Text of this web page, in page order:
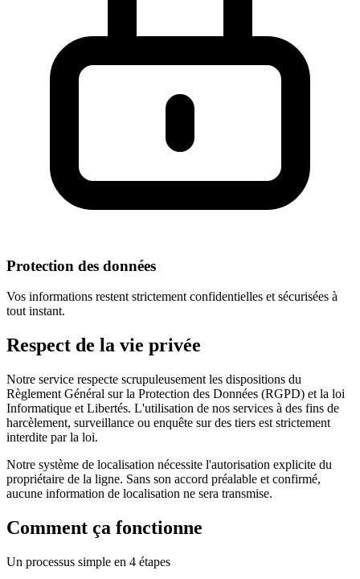
Protection des données
Vos informations restent strictement confidentielles et sécurisées à
tout instant.
Respect de la vie privée
Notre service respecte scrupuleusement les dispositions du
Règlement Général sur la Protection des Données (RGPD) et la loi
Informatique et Libertés. L'utilisation de nos services à des fins de
harcèlement, surveillance ou enquête sur des tiers est strictement
interdite par la loi.
Notre système de localisation nécessite l'autorisation explicite du
propriétaire de la ligne. Sans son accord préalable et confirmé,
aucune information de localisation ne sera transmise.
Comment ça fonctionne
Un processus simple en 4 étapes